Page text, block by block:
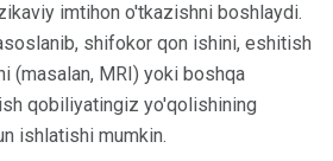
imtihon o'tkazishni boshlaydi.
shifokor qon ishini, eshitish
(masalan, MRI) yoki boshqa
qobiliyatingiz yo'qolishining
ishlatishi mumkin.